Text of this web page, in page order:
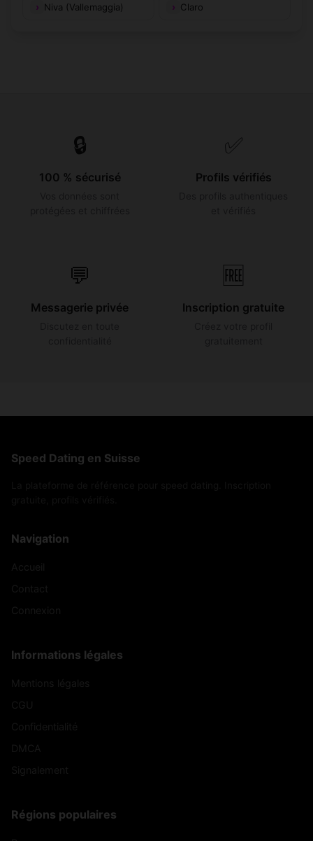
Niva (Vallemaggia) Claro
🔒
100 % sécurisé
✅
Profils vérifiés
💬
Messagerie privée
🆓
Inscription gratuite
Speed Dating en Suisse
Navigation
Informations légales
Régions populaires